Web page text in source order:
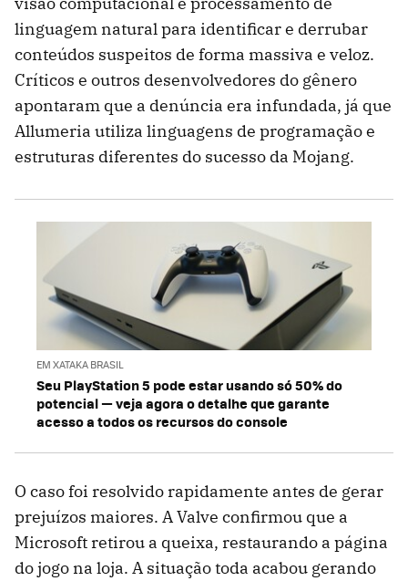
linguagem natural para identificar e derrubar
conteúdos suspeitos de forma massiva e veloz.
Críticos e outros desenvolvedores do gênero
apontaram que a denúncia era infundada, já que
Allumeria utiliza linguagens de programação e
estruturas diferentes do sucesso da Mojang.
EM XATAKA BRASIL
Seu PlayStation 5 pode estar usando só 50% do
potencial — veja agora o detalhe que garante
acesso a todos os recursos do console
O caso foi resolvido rapidamente antes de gerar
prejuízos maiores. A Valve confirmou que a
Microsoft retirou a queixa, restaurando a página
do jogo na loja. A situação toda acabou gerando